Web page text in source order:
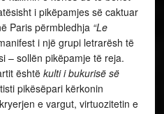
i pikëpamjes së caktuar
Paris përmbledhja “Le
i një grupi letrarësh të
– sollën pikëpamje të reja.
është kulti i bukurisë së
pikësëpari kërkonin
e vargut, virtuozitetin e